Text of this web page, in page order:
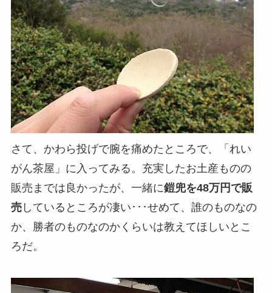
さて、かわら投げで腕を痛めたところで、「れい
がん茶屋」に入ってみる。充実したお土産ものの
販売までは良かったが、一緒に鎧兜を48万円で販
売しているところが凄い･･･せめて、誰のものなの
か、勝者のものなのかくらいは教えてほしいとこ
ろだ。